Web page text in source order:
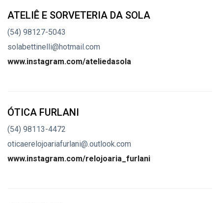
ATELIÊ E SORVETERIA DA SOLA
(54) 98127-5043
solabettinelli@hotmail.com
www.instagram.com/ateliedasola
ÓTICA FURLANI
(54) 98113-4472
oticaerelojoariafurlani@.outlook.com
www.instagram.com/relojoaria_furlani